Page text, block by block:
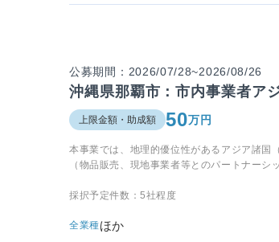
公募期間：2026/07/28~2026/08/26
沖縄県那覇市：市内事業者ア
上限金額・助成額 50万円
本事業では、地理的優位性があるアジア諸国
（物品販売、現地事業者等とのパートナー
採択予定件数：5社程度
全業種ほか